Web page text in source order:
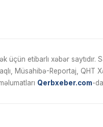
üçün etibarlı xəbər saytıdır.
Müsahibə-Reportaj,
Qerbxeber.com-